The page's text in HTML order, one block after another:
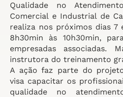
Qualidade no
Comercial e Industrial de
realiza nos próximos dias 7
8h30min às 10h30min,
empresadas associadas.
instrutora do treinamento
A ação faz parte do
visa capacitar os
qualidade no